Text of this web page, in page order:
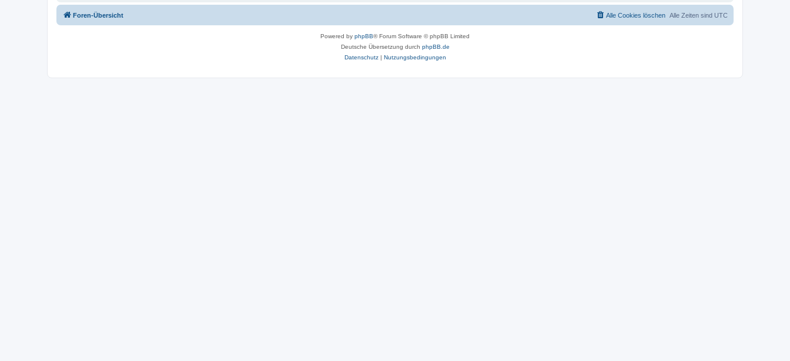
Foren-Übersicht Alle Zeiten sind UTC
Alle Cookies löschen
Powered by phpBB® Forum Software © phpBB Limited
Deutsche Übersetzung durch phpBB.de
Datenschutz| Nutzungsbedingungen